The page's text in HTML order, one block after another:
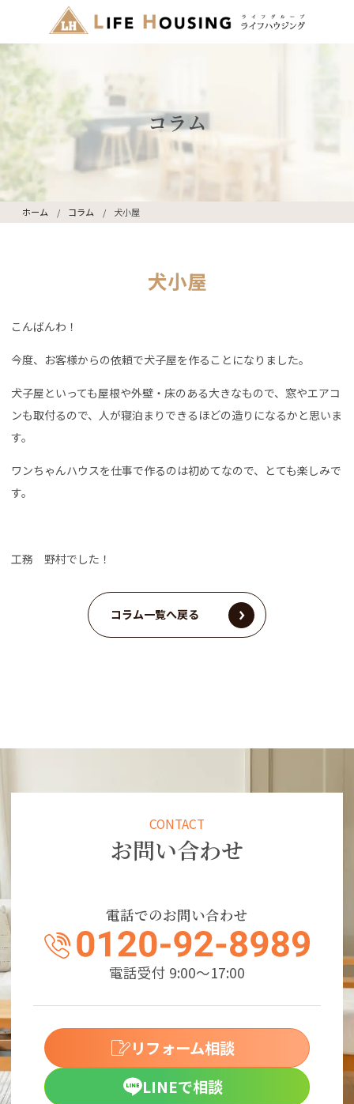
コラム
ホーム コラム 犬小屋
犬小屋
こんばんわ！
今度、お客様からの依頼で犬子屋を作ることになりました。
犬子屋といっても屋根や外壁・床のある大きなもので、窓やエアコ
ンも取付るので、人が寝泊まりできるほどの造りになるかと思いま
す。
ワンちゃんハウスを仕事で作るのは初めてなので、とても楽しみで
す。
工務 野村でした！
コラム一覧へ戻る
CONTACT
お問い合わせ
電話でのお問い合わせ
電話受付 9:00～17:00
リフォーム相談
LINEで相談